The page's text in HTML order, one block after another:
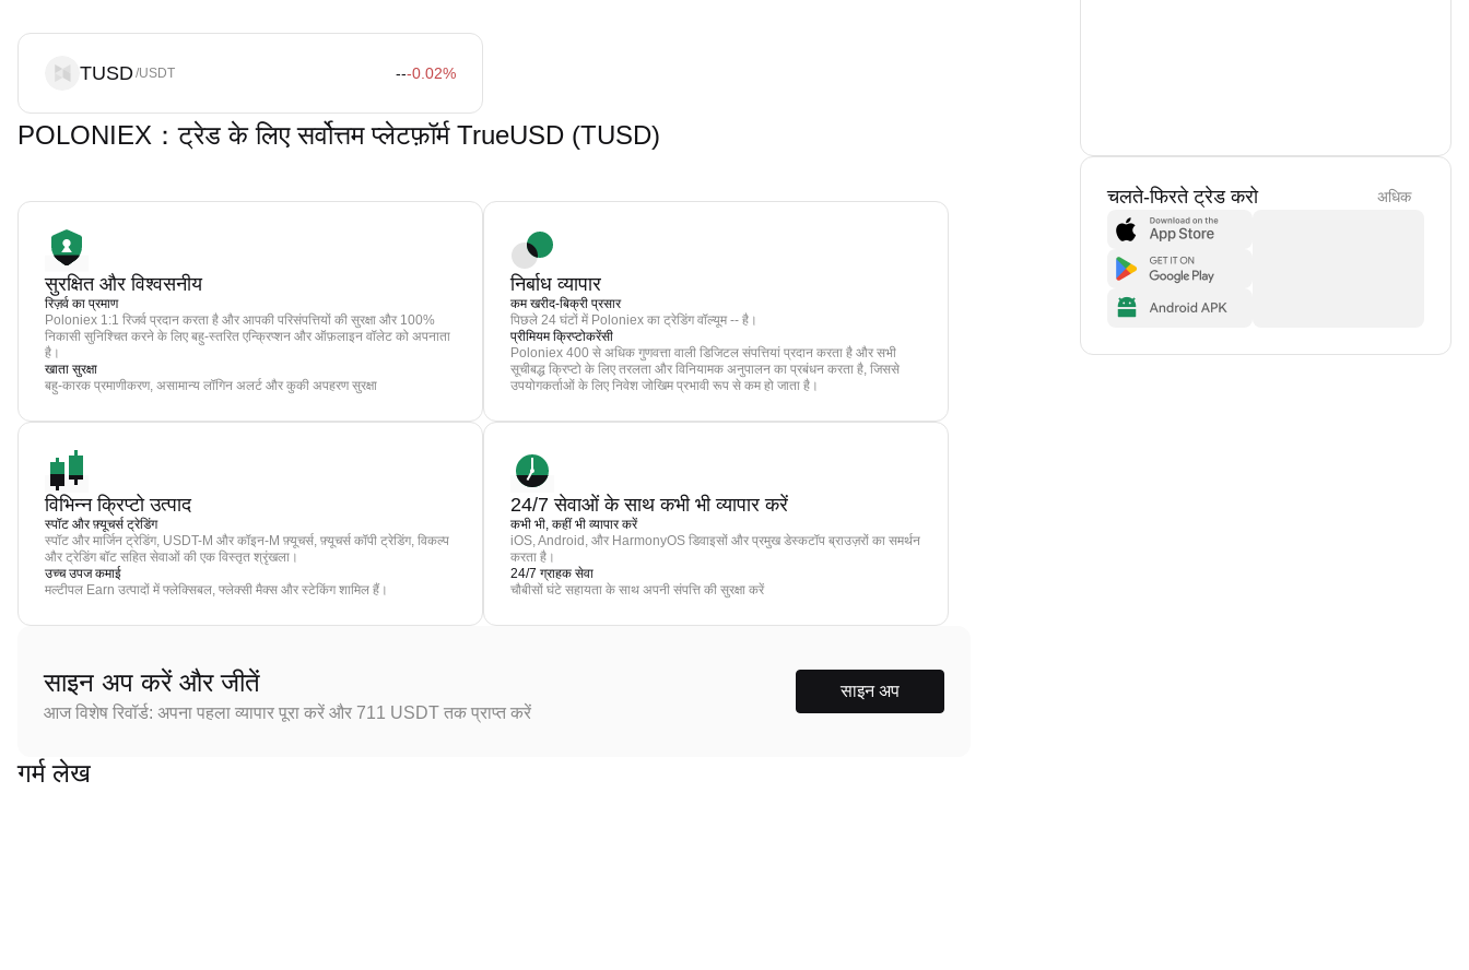
TUSD/USDT ---0.02%
POLONIEX：ट्रेड के लिए सर्वोत्तम प्लेटफ़ॉर्म TrueUSD (TUSD)
सुरक्षित और विश्वसनीय
रिज़र्व का प्रमाण
Poloniex 1:1 रिजर्व प्रदान करता है और आपकी परिसंपत्तियों की सुरक्षा और 100%
निकासी सुनिश्चित करने के लिए बहु-स्तरित एन्क्रिप्शन और ऑफ़लाइन वॉलेट को अपनाता
है।
खाता सुरक्षा
बहु-कारक प्रमाणीकरण, असामान्य लॉगिन अलर्ट और कुकी अपहरण सुरक्षा
निर्बाध व्यापार
कम खरीद-बिक्री प्रसार
पिछले 24 घंटों में Poloniex का ट्रेडिंग वॉल्यूम -- है।
प्रीमियम क्रिप्टोकरेंसी
Poloniex 400 से अधिक गुणवत्ता वाली डिजिटल संपत्तियां प्रदान करता है और सभी
सूचीबद्ध क्रिप्टो के लिए तरलता और विनियामक अनुपालन का प्रबंधन करता है, जिससे
उपयोगकर्ताओं के लिए निवेश जोखिम प्रभावी रूप से कम हो जाता है।
विभिन्न क्रिप्टो उत्पाद
स्पॉट और फ़्यूचर्स ट्रेडिंग
स्पॉट और मार्जिन ट्रेडिंग, USDT-M और कॉइन-M फ़्यूचर्स, फ़्यूचर्स कॉपी ट्रेडिंग, विकल्प
और ट्रेडिंग बॉट सहित सेवाओं की एक विस्तृत श्रृंखला।
उच्च उपज कमाई
मल्टीपल Earn उत्पादों में फ्लेक्सिबल, फ्लेक्सी मैक्स और स्टेकिंग शामिल हैं।
24/7 सेवाओं के साथ कभी भी व्यापार करें
कभी भी, कहीं भी व्यापार करें
iOS, Android, और HarmonyOS डिवाइसों और प्रमुख डेस्कटॉप ब्राउज़रों का समर्थन
करता है।
24/7 ग्राहक सेवा
चौबीसों घंटे सहायता के साथ अपनी संपत्ति की सुरक्षा करें
साइन अप करें और जीतें
आज विशेष रिवॉर्ड: अपना पहला व्यापार पूरा करें और 711 USDT तक प्राप्त करें
साइन अप
गर्म लेख
चलते-फिरते ट्रेड करो अधिक